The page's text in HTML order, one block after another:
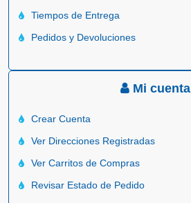
Tiempos de Entrega
Pedidos y Devoluciones
Mi cuenta
Crear Cuenta
Ver Direcciones Registradas
Ver Carritos de Compras
Revisar Estado de Pedido